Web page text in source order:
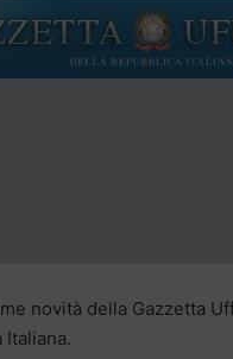
novità della Gazzetta
Italiana.